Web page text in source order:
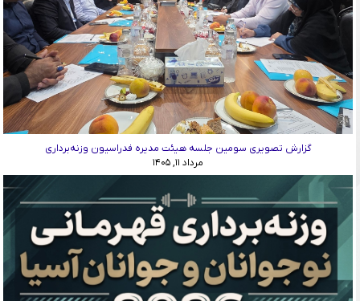
گزارش تصویری سومین جلسه هیئت مدیره فدراسیون وزنه‌برداری
مرداد ۱۱, ۱۴۰۵